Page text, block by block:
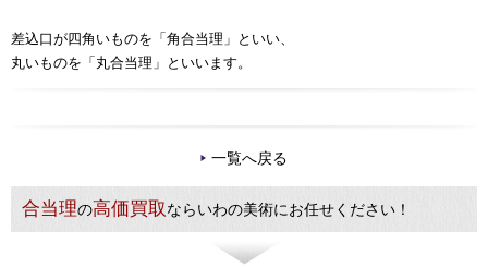
差込口が四角いものを「角合当理」といい、
丸いものを「丸合当理」といいます。
一覧へ戻る
合当理の高価買取ならいわの美術にお任せください！